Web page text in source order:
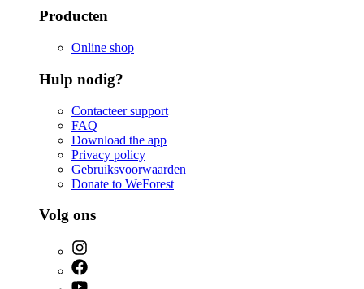
Producten
Online shop
Hulp nodig?
Contacteer support
FAQ
Download the app
Privacy policy
Gebruiksvoorwaarden
Donate to WeForest
Volg ons